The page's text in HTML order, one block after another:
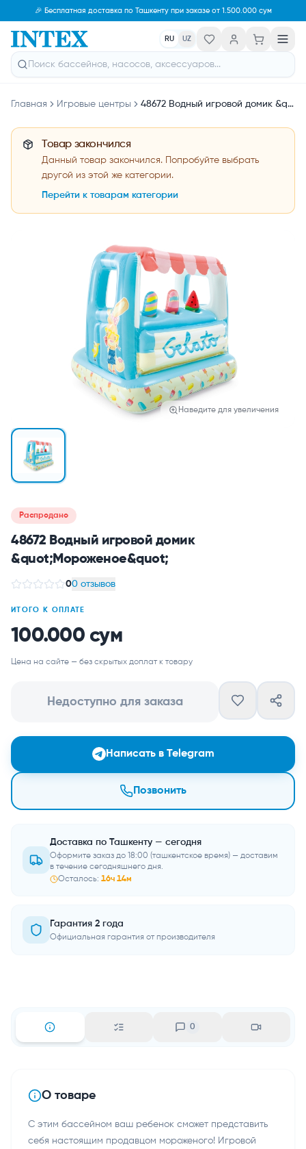
🎉 Бесплатная доставка по Ташкенту при заказе от 1.500.000 сум
RU UZ
Главная Игровые центры 48672 Водный игровой домик &quot;Мороженое&quot;
Товар закончился
Данный товар закончился. Попробуйте выбрать
другой из этой же категории.
Перейти к товарам категории
Наведите для увеличения
Распродано
48672 Водный игровой домик
&quot;Мороженое&quot;
00 отзывов
ИТОГО К ОПЛАТЕ
100.000 сум
Цена на сайте — без скрытых доплат к товару
Недоступно для заказа
Написать в Telegram
Позвонить
Доставка по Ташкенту — сегодня
Оформите заказ до 18:00 (ташкентское время) — доставим
в течение сегодняшнего дня.
Осталось: 16ч 14м
Гарантия 2 года
Официальная гарантия от производителя
0
О товаре
С этим бассейном ваш ребенок сможет представить
себя настоящим продавцом мороженого! Игровой